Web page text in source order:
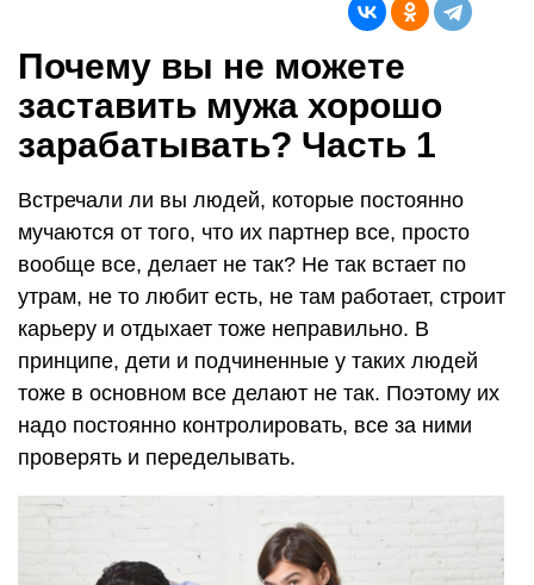
Почему вы не можете
заставить мужа хорошо
зарабатывать? Часть 1
Встречали ли вы людей, которые постоянно
мучаются от того, что их партнер все, просто
вообще все, делает не так? Не так встает по
утрам, не то любит есть, не там работает, строит
карьеру и отдыхает тоже неправильно. В
принципе, дети и подчиненные у таких людей
тоже в основном все делают не так. Поэтому их
надо постоянно контролировать, все за ними
проверять и переделывать.